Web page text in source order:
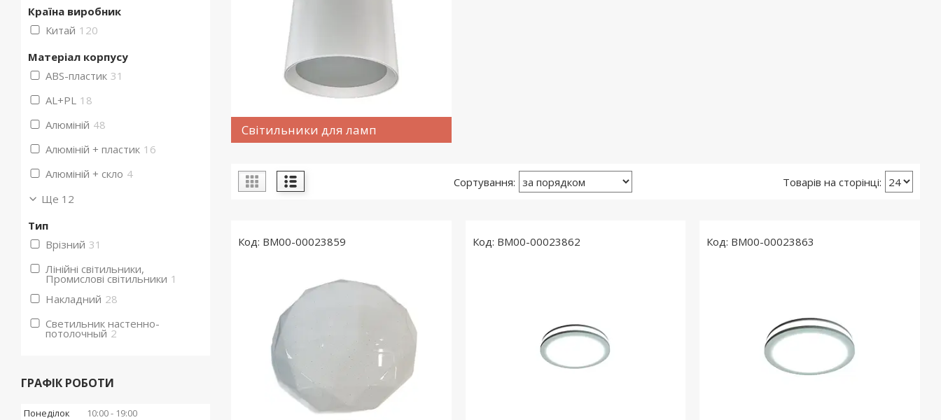
Світильники для ламп
BM00-00023859 BM00-00023862 BM00-00023863
Країна виробник
Китай 120
Матеріал корпусу
ABS-пластик 31
AL+PL 18
Алюміній 48
Алюміній + пластик 16
Алюміній + скло 4
Ще 12
Тип
Врізний 31
Лінійні світильники,
Промислові світильники 1
Накладний 28
Светильник настенно-
потолочный 2
ГРАФІК РОБОТИ
Понеділок 10:00
19:00